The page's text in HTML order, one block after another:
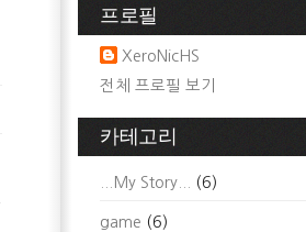
프로필
XeroNicHS
전체 프로필 보기
카테고리
...My Story... (6)
game (6)